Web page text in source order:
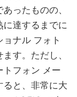
ったものの、
達するまでに
ナル フォト
す。ただし、
トフォン メー
ると、非常に大